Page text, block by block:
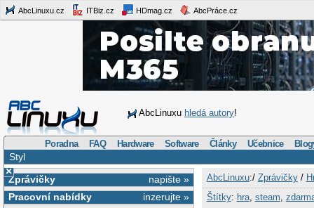
AbcLinuxu.cz ITBiz.cz HDmag.cz AbcPráce.cz
AbcLinuxu hledá autory!
Poradna FAQ Hardware Software Články Učebnice
Styl
×
napište »
Zprávičky
inzerujte »
Pracovní nabídky
AbcLinuxu:/ Zprávičky/
Štítky: hra, steam